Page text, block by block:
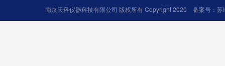
南京天科仪器科技有限公司 版权所有 Copyright 2020 备案号： 苏